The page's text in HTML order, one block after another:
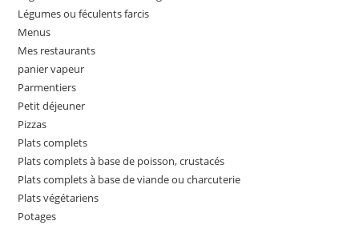
Légumes ou féculents farcis
Menus
Mes restaurants
panier vapeur
Parmentiers
Petit déjeuner
Pizzas
Plats complets
Plats complets à base de poisson, crustacés
Plats complets à base de viande ou charcuterie
Plats végétariens
Potages